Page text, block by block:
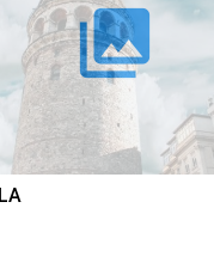
collections